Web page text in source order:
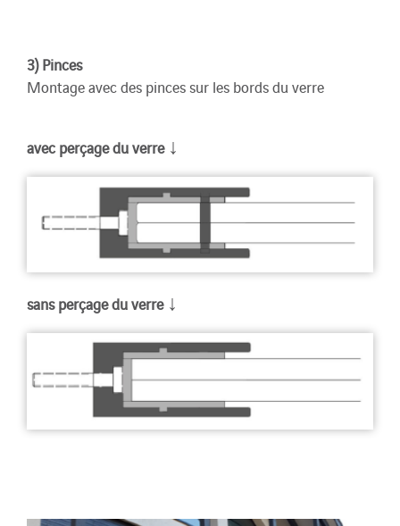
3) Pinces
Montage avec des pinces sur les bords du verre
avec perçage du verre ↓
sans perçage du verre ↓